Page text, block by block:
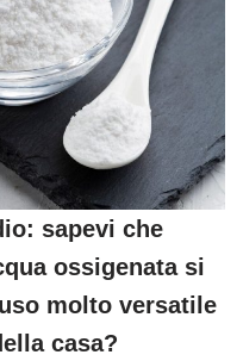
sapevi che
ossigenata si
molto versatile
casa?